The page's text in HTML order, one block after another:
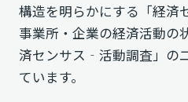
構造を明らかにする「経
事業所・企業の経済活動の
済センサス‐活動調査」の
ています。